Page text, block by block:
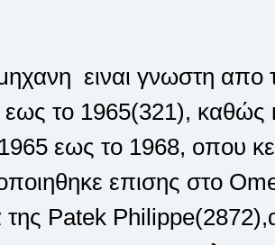
ειναι γνωστη
εως το 1965(321), καθώς
εως το 1968, οπου
επισης στο
της Patek